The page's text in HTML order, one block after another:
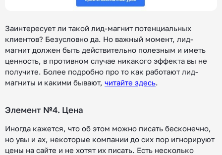
Заинтересует ли такой лид-магнит потенциальных
клиентов? Безусловно да. Но важный момент, лид-
магнит должен быть действительно полезным и иметь
ценность, в противном случае никакого эффекта вы не
получите. Более подробно про то как работают лид-
магниты и какими бывают, читайте здесь.
Элемент №4. Цена
Иногда кажется, что об этом можно писать бесконечно,
но увы и ах, некоторые компании до сих пор игнорируют
цены на сайте и не хотят их писать. Есть несколько